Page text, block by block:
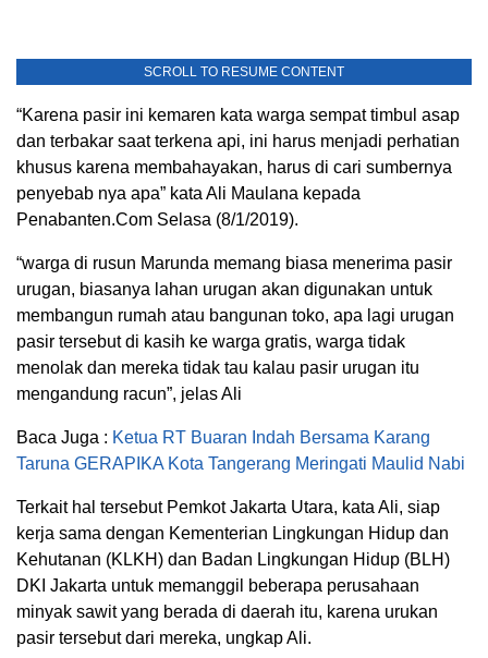
SCROLL TO RESUME CONTENT
“Karena pasir ini kemaren kata warga sempat timbul asap
dan terbakar saat terkena api, ini harus menjadi perhatian
khusus karena membahayakan, harus di cari sumbernya
penyebab nya apa” kata Ali Maulana kepada
Penabanten.Com Selasa (8/1/2019).
“warga di rusun Marunda memang biasa menerima pasir
urugan, biasanya lahan urugan akan digunakan untuk
membangun rumah atau bangunan toko, apa lagi urugan
pasir tersebut di kasih ke warga gratis, warga tidak
menolak dan mereka tidak tau kalau pasir urugan itu
mengandung racun”, jelas Ali
Baca Juga : Ketua RT Buaran Indah Bersama Karang
Taruna GERAPIKA Kota Tangerang Meringati Maulid Nabi
Terkait hal tersebut Pemkot Jakarta Utara, kata Ali, siap
kerja sama dengan Kementerian Lingkungan Hidup dan
Kehutanan (KLKH) dan Badan Lingkungan Hidup (BLH)
DKI Jakarta untuk memanggil beberapa perusahaan
minyak sawit yang berada di daerah itu, karena urukan
pasir tersebut dari mereka, ungkap Ali.